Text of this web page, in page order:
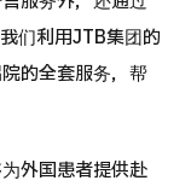
们利用JTB集团的
的全套服务，帮
外国患者提供赴